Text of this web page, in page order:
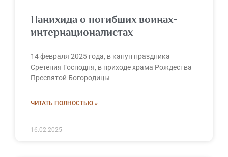
Панихида о погибших воинах-
интернационалистах
14 февраля 2025 года, в канун праздника
Сретения Господня, в приходе храма Рождества
Пресвятой Богородицы
ЧИТАТЬ ПОЛНОСТЬЮ »
16.02.2025